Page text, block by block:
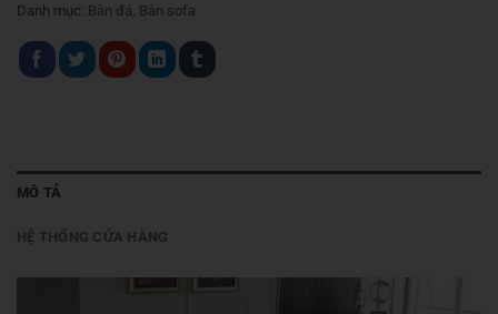
Danh mục: Bàn đá Bàn sofa
MÔ TẢ
HỆ THỐNG CỬA HÀNG